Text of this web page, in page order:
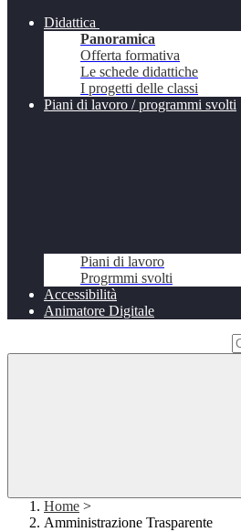
Didattica
Panoramica
Offerta formativa
Le schede didattiche
I progetti delle classi
Piani di lavoro / programmi svolti
Piani di lavoro
Progrmmi svolti
Accessibilità
Animatore Digitale
Home >
Amministrazione Trasparente